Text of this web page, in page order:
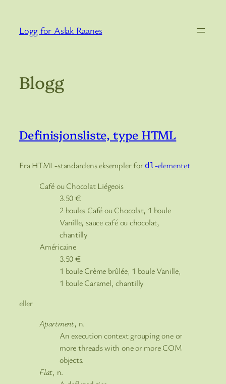
innhold
Logg for Aslak Raanes
Blogg
Definisjonsliste, type HTML
Fra HTML-standardens eksempler for dl -elementet
Café ou Chocolat Liégeois
3.50€
2 boules Café ou Chocolat, 1 boule
Vanille, sauce café ou chocolat,
chantilly
Américaine
3.50€
1 boule Crème brûlée, 1 boule Vanille,
1 boule Caramel, chantilly
eller
Apartment, n.
An execution context grouping one or
more threads with one or more COM
objects.
Flat, n.